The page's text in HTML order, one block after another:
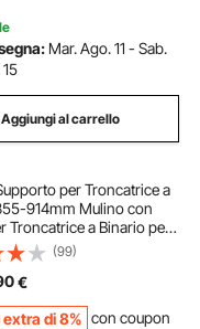
Mar. Ago. 11 - Sab.
Aggiungi al carrello
per Troncatrice a
914mm Mulino con
Troncatrice a Binario per
in Alluminio 274 cm,
con Guida per Troncatrice
per Legno di
(99)
€
di 8% con coupon